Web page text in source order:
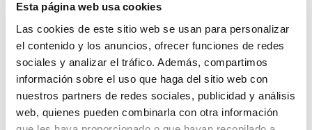
Esta página web usa cookies
Las cookies de este sitio web se usan para personalizar
el contenido y los anuncios, ofrecer funciones de redes
sociales y analizar el tráfico. Además, compartimos
información sobre el uso que haga del sitio web con
nuestros partners de redes sociales, publicidad y análisis
web, quienes pueden combinarla con otra información
Noticias
relacionadas